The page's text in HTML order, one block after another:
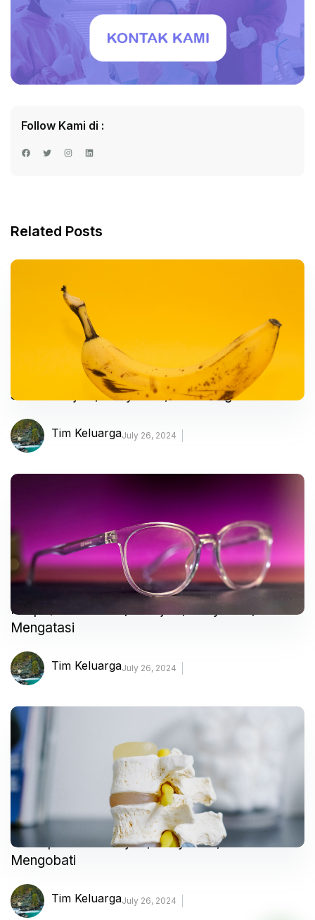
Follow Kami di :
Facebook
TwitterInstagram
Related Posts
Sifilis – Gejala, Penyebab, dan Mengobati
Tim KeluargaJuly 26, 2024
Miopi (Rabun Jauh) – Gejala, Penyebab, dan
Mengatasi
Tim KeluargaJuly 26, 2024
Osteoporosis – Gejala, Penyebab, dan
Mengobati
Tim KeluargaJuly 26, 2024